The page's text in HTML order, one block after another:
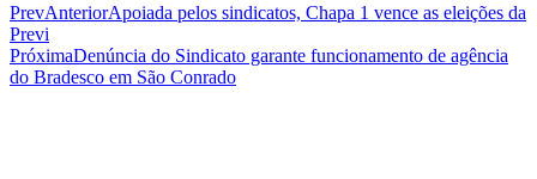
PrevAnteriorApoiada pelos sindicatos, Chapa 1 vence as eleições da
Previ
PróximaDenúncia do Sindicato garante funcionamento de agência
do Bradesco em São Conrado